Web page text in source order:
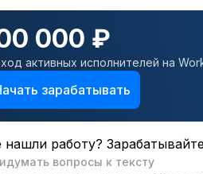
000 ₽
активных исполнителей на
зарабатывать
нашли работу?
вопросы к тексту